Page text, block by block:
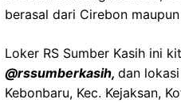
berasal dari Cirebon
Loker RS Sumber Kasih ini
@rssumberkasih, dan
Kebonbaru, Kec. Kejaksan,